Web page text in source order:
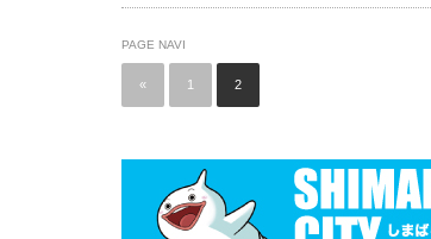
PAGE NAVI
« 1 2